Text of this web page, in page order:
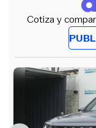
Cotiza y